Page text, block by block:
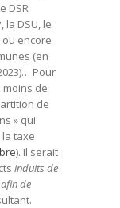
DSR
la DSU, le
ou encore
(en
Pour
moins de
de
» qui
taxe
). Il serait
induits de
de